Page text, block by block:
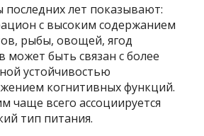
лет показывают:
с высоким содержанием
рыбы, овощей, ягод
может быть связан с более
устойчивостью
когнитивных функций.
чаще всего ассоциируется
тип питания.